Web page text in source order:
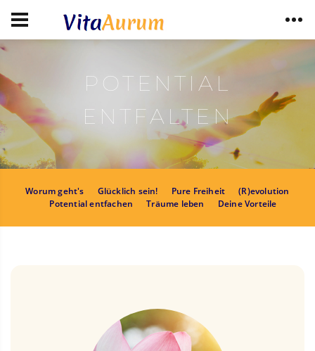
POTENTIAL
ENTFALTEN
Worum geht's Glücklich sein! Pure Freiheit
(R)evolution
Potential entfachen
Träume leben Deine Vorteile